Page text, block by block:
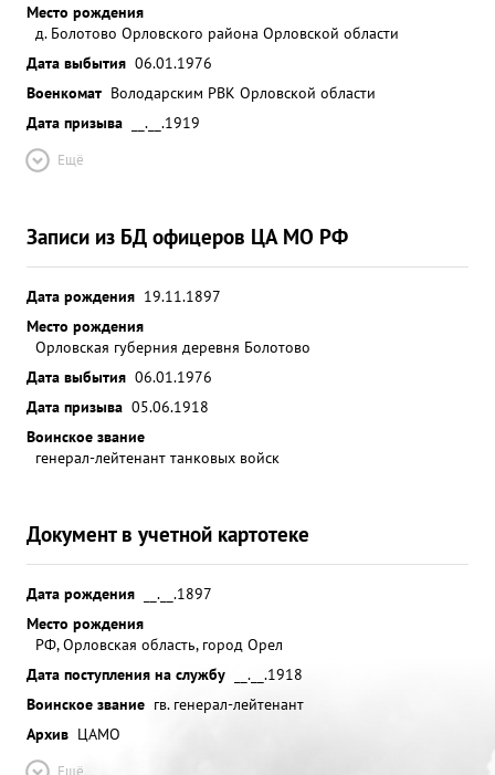
Место рождения
д. Болотово Орловского района Орловской области
Дата выбытия 06.01.1976
Военкомат Володарским РВК Орловской области
Дата призыва
__.__.1919
Ещё
Записи из БД офицеров ЦА МО РФ
Дата рождения 19.11.1897
Место рождения
Орловская губерния деревня Болотово
Дата выбытия 06.01.1976
Дата призыва 05.06.1918
Воинское звание
генерал-лейтенант танковых войск
Документ в учетной картотеке
Дата рождения
__.__.1897
Место рождения
РФ, Орловская область, город Орел
Дата поступления на службу
__.__.1918
Воинское звание гв. генерал-лейтенант
Архив ЦАМО
Ещё